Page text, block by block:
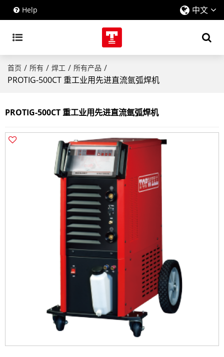
Help 中文
首页 / 所有 / 焊工 / 所有产品 /
PROTIG-500CT 重工业用先进直流氩弧焊机
PROTIG-500CT 重工业用先进直流氩弧焊机